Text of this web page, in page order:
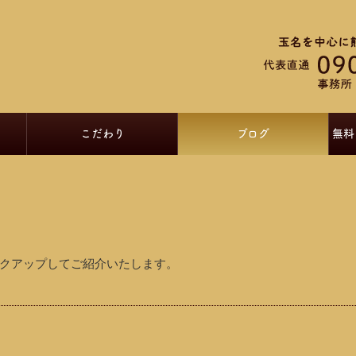
こだわり ブログ 無
アップしてご紹介いたします。